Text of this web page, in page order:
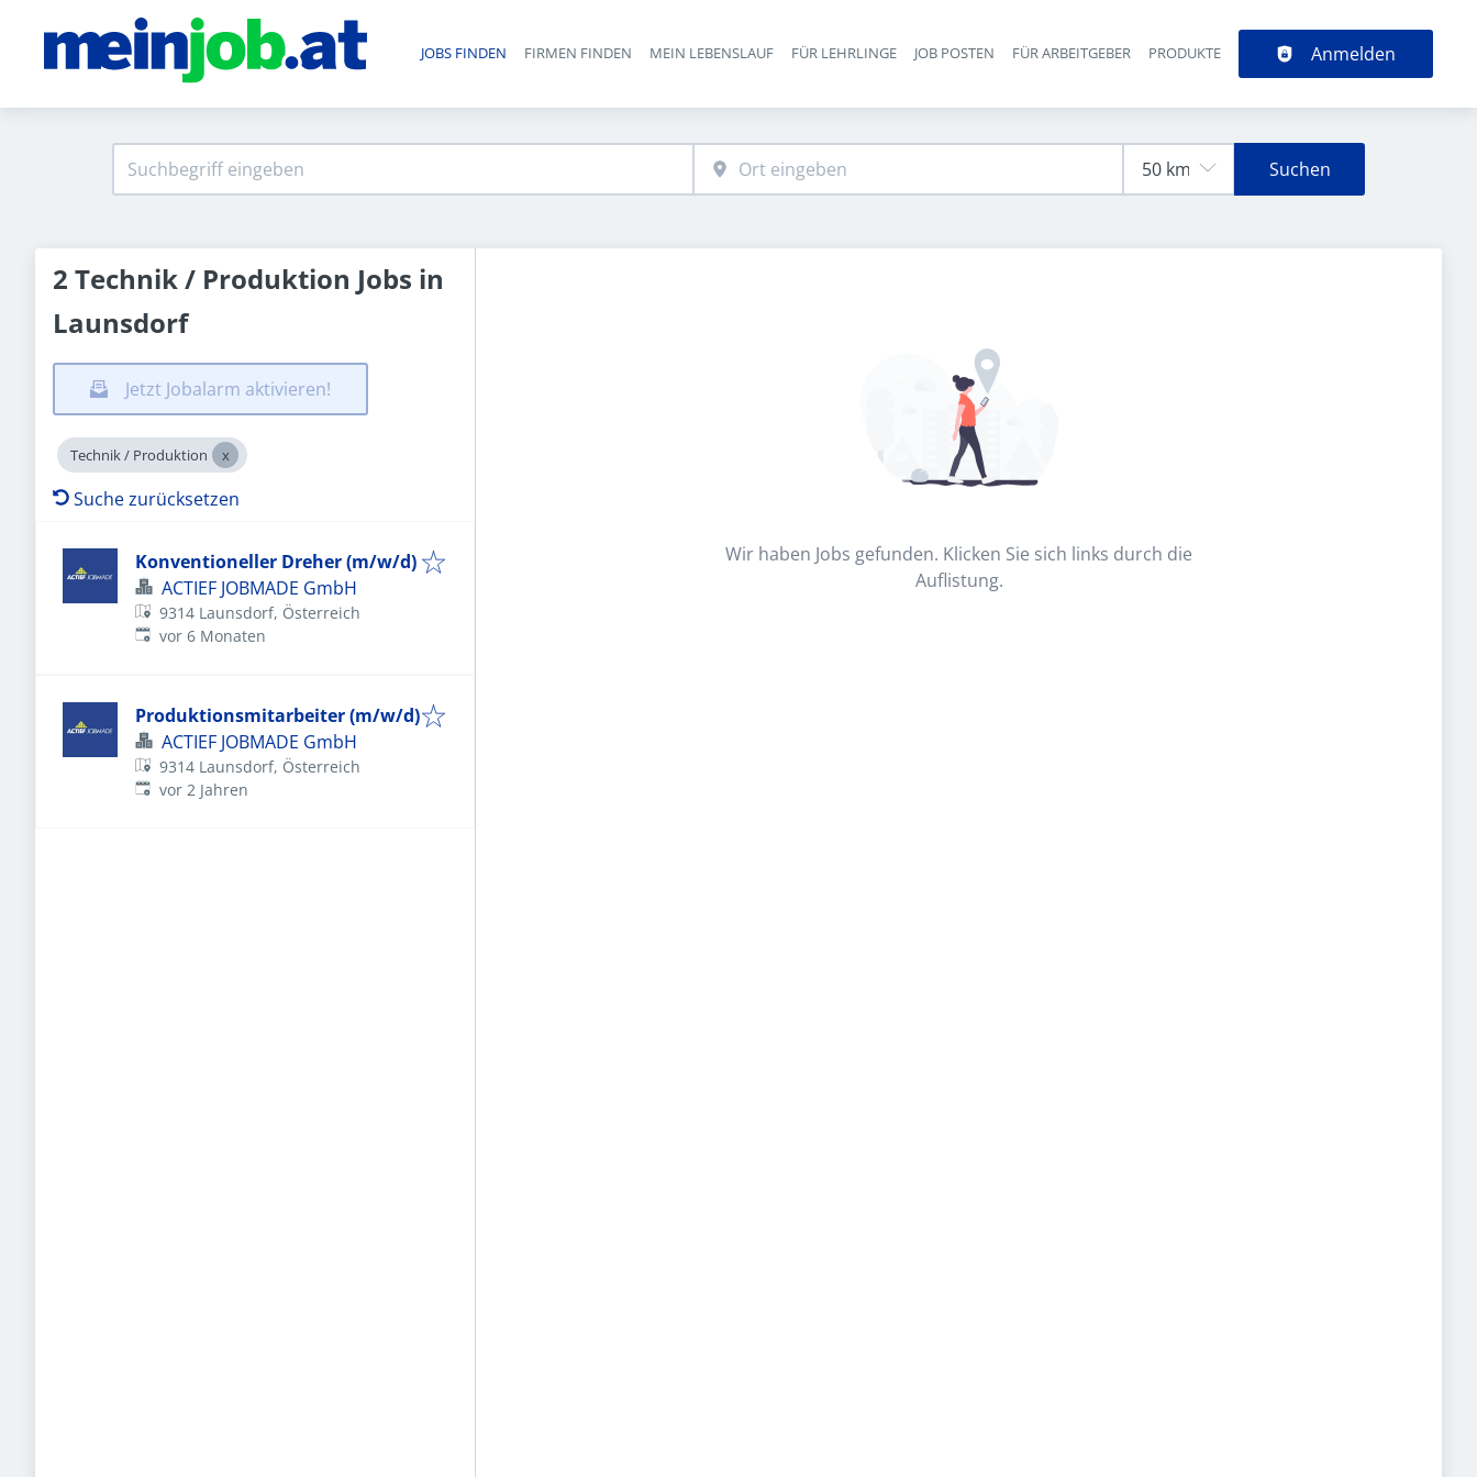
Haupt-Navigation
JOBS FINDEN FIRMEN FINDEN MEIN LEBENSLAUF FÜR LEHRLINGE JOB POSTEN FÜR ARBEITGEBER PRODUKTE Anmelden
Suchen
2 Technik / Produktion Jobs in
Launsdorf
Jetzt Jobalarm aktivieren!
Technik / Produktion
Suche zurücksetzen
Konventioneller Dreher (m/w/d)
ACTIEF JOBMADE GmbH
9314 Launsdorf, Österreich
Veröffentlicht:
vor 6 Monaten
Produktionsmitarbeiter (m/w/d)
ACTIEF JOBMADE GmbH
9314 Launsdorf, Österreich
Veröffentlicht:
vor 2 Jahren
Wir haben Jobs gefunden. Klicken Sie sich links durch die
Auflistung.